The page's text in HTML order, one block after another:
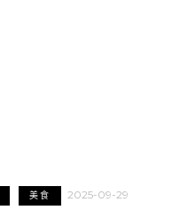
美食 2025-09-29